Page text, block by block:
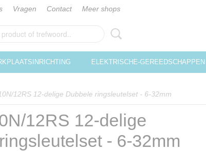
Vragen Contact Meer shops
ELEKTRISCHE-GEREEDSCHAPPEN
12RS 12-delige Dubbele ringsleutelset - 6-32mm
12RS 12-delige
- 6-32mm